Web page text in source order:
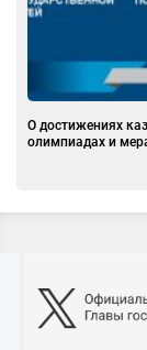
О достижениях
олимпиадах и